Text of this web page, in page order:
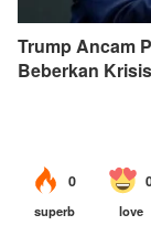
Trump Ancam
Beberkan